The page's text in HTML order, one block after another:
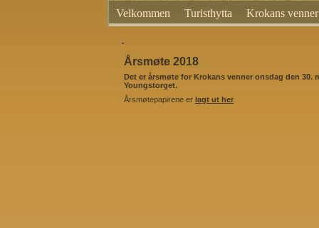
Velkommen Turisthytta Krokans venner
Årsmøte 2018
Det er årsmøte for Krokans venner onsdag den 30.
Youngstorget.
Årsmøtepapirene er lagt ut her